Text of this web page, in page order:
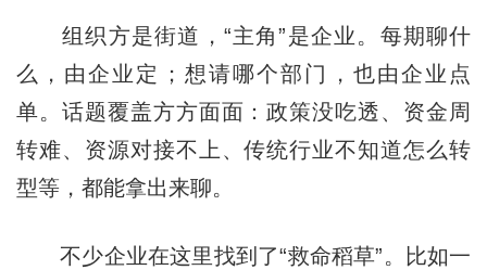
组织方是街道，“主角”是企业。每期聊什
么，由企业定；想请哪个部门，也由企业点
单。话题覆盖方方面面：政策没吃透、资金周
转难、资源对接不上、传统行业不知道怎么转
型等，都能拿出来聊。
不少企业在这里找到了“救命稻草”。比如一